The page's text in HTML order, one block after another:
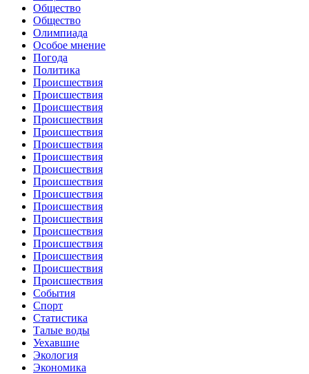
Общество
Общество
Олимпиада
Особое мнение
Погода
Политика
Происшествия
Происшествия
Происшествия
Происшествия
Происшествия
Происшествия
Происшествия
Происшествия
Происшествия
Происшествия
Происшествия
Происшествия
Происшествия
Происшествия
Происшествия
Происшествия
Происшествия
События
Спорт
Статистика
Талые воды
Уехавшие
Экология
Экономика